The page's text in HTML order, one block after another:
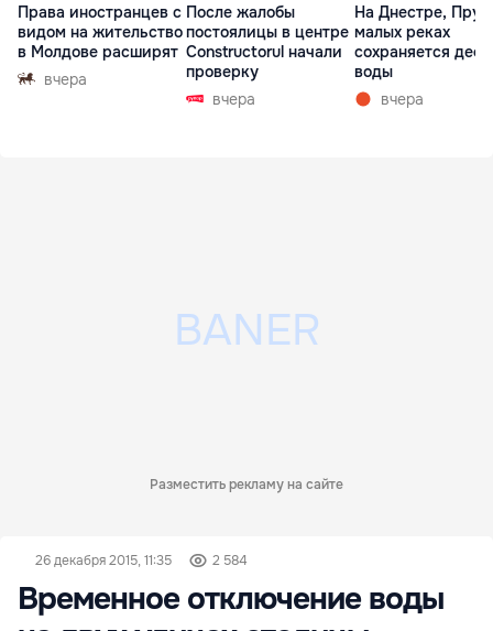
Права иностранцев с
видом на жительство
в Молдове расширят
вчера
После жалобы
постоялицы в центре
Constructorul начали
проверку
вчера
На Днестре,
малых реках
сохраняется
воды
вчера
Разместить рекламу на сайте
26 декабря 2015, 11:35 2 584
Временное отключение воды